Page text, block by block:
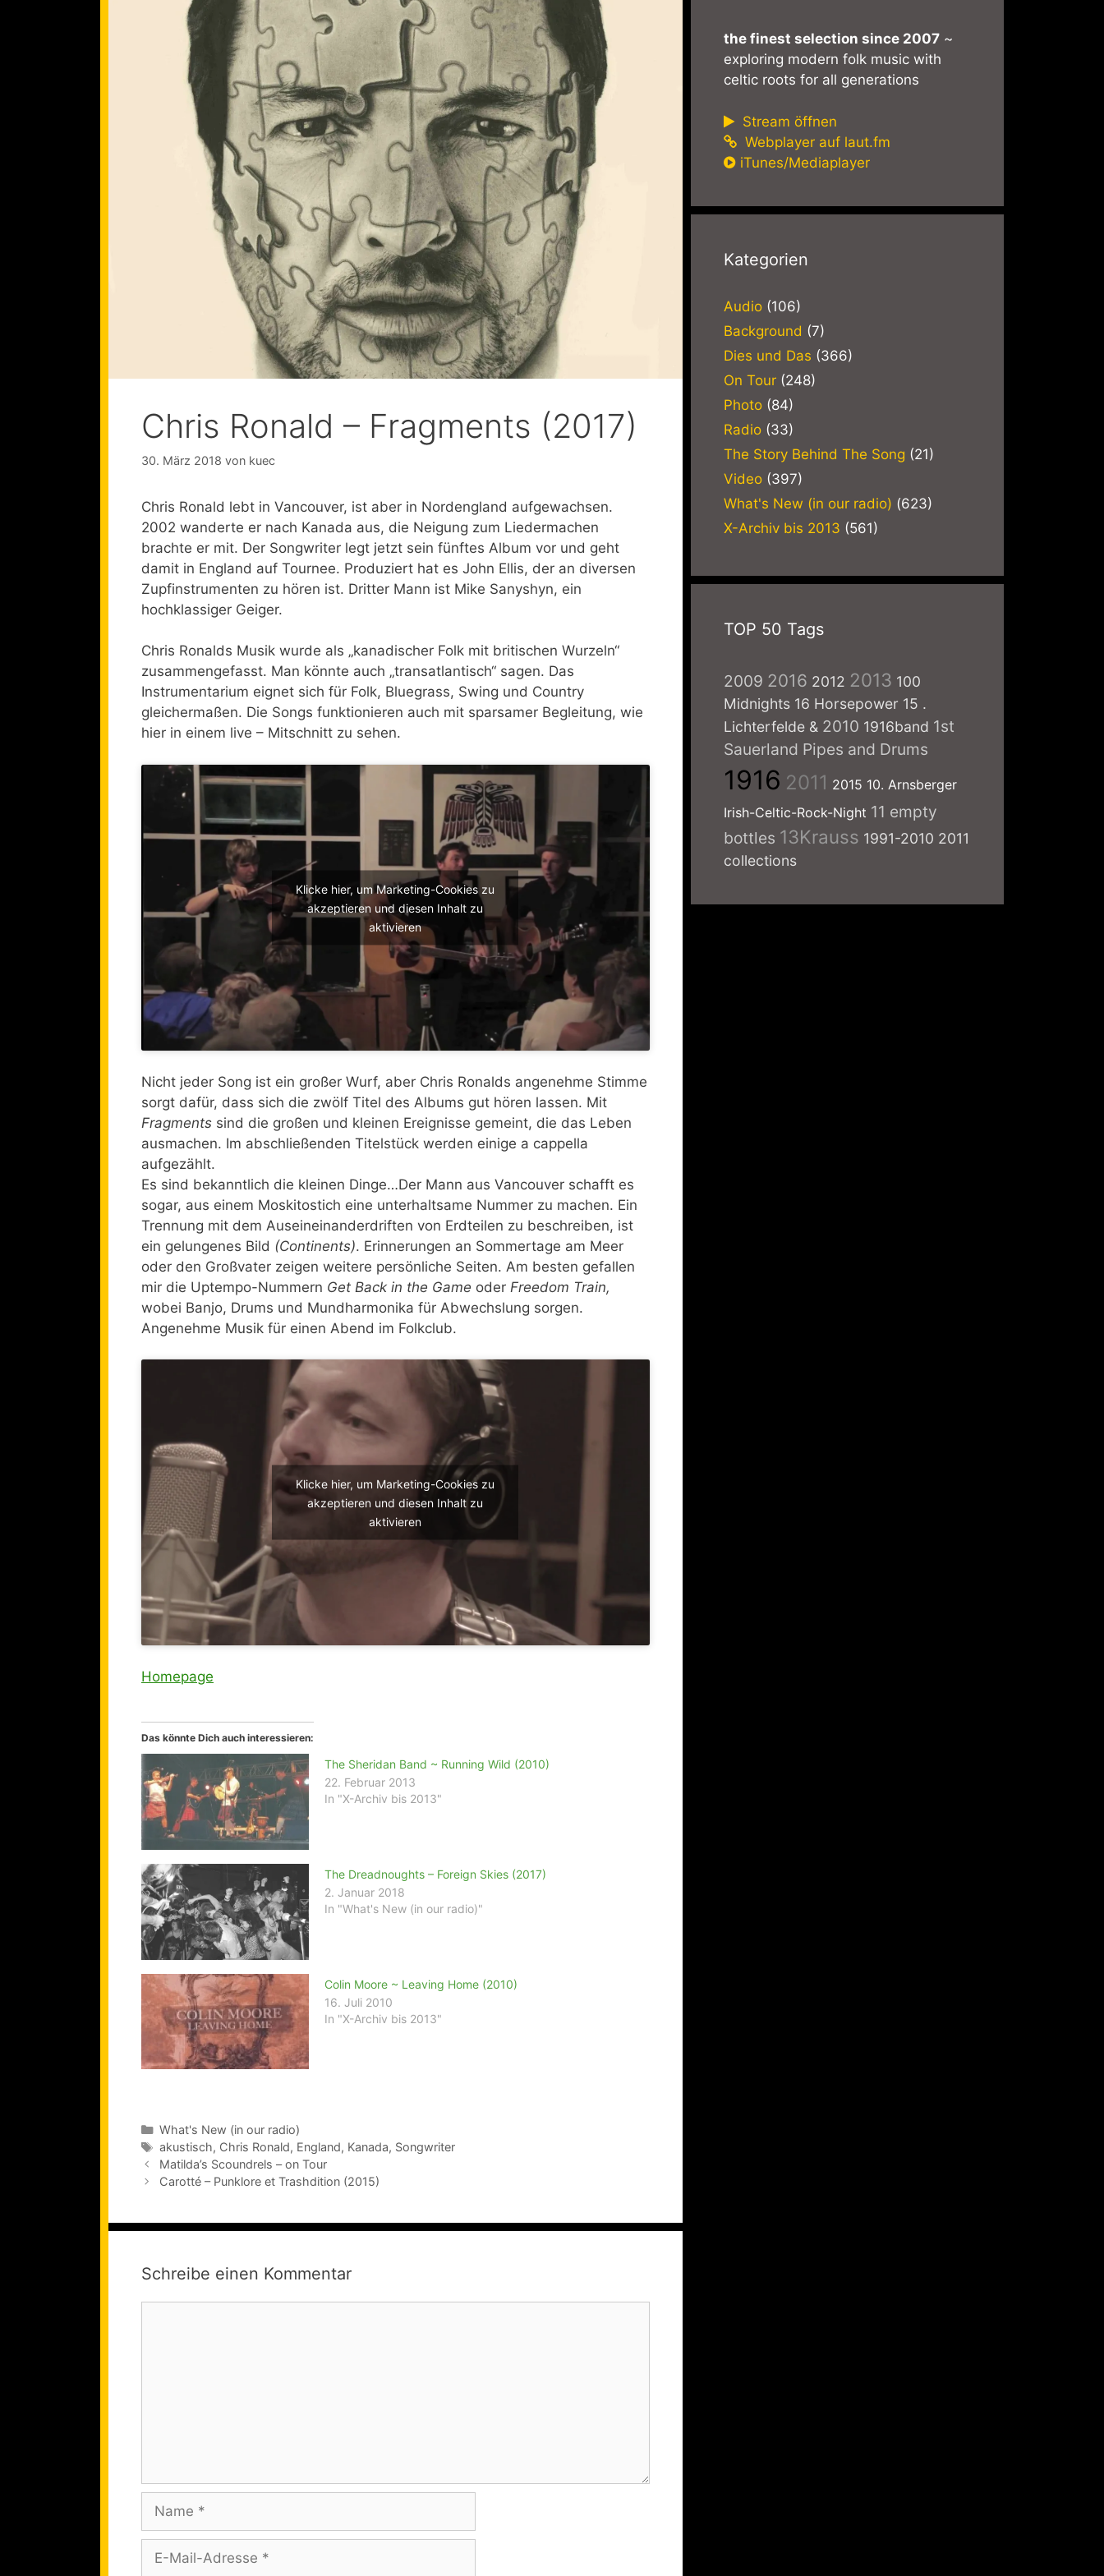
Chris Ronald – Fragments (2017)
30. März 2018 von kuec
Chris Ronald lebt in Vancouver, ist aber in Nordengland aufgewachsen.
2002 wanderte er nach Kanada aus, die Neigung zum Liedermachen
brachte er mit. Der Songwriter legt jetzt sein fünftes Album vor und geht
damit in England auf Tournee. Produziert hat es John Ellis, der an diversen
Zupfinstrumenten zu hören ist. Dritter Mann ist Mike Sanyshyn, ein
hochklassiger Geiger.
Chris Ronalds Musik wurde als „kanadischer Folk mit britischen Wurzeln“
zusammengefasst. Man könnte auch „transatlantisch“ sagen. Das
Instrumentarium eignet sich für Folk, Bluegrass, Swing und Country
gleichermaßen. Die Songs funktionieren auch mit sparsamer Begleitung, wie
hier in einem live – Mitschnitt zu sehen.
Klicke hier, um Marketing-Cookies zu
akzeptieren und diesen Inhalt zu
aktivieren
Nicht jeder Song ist ein großer Wurf, aber Chris Ronalds angenehme Stimme
sorgt dafür, dass sich die zwölf Titel des Albums gut hören lassen. Mit
Fragments sind die großen und kleinen Ereignisse gemeint, die das Leben
ausmachen. Im abschließenden Titelstück werden einige a cappella
aufgezählt.
Es sind bekanntlich die kleinen Dinge…Der Mann aus Vancouver schafft es
sogar, aus einem Moskitostich eine unterhaltsame Nummer zu machen. Ein
Trennung mit dem Auseineinanderdriften von Erdteilen zu beschreiben, ist
ein gelungenes Bild (Continents). Erinnerungen an Sommertage am Meer
oder den Großvater zeigen weitere persönliche Seiten. Am besten gefallen
mir die Uptempo-Nummern Get Back in the Game oder Freedom Train,
wobei Banjo, Drums und Mundharmonika für Abwechslung sorgen.
Angenehme Musik für einen Abend im Folkclub.
Klicke hier, um Marketing-Cookies zu
akzeptieren und diesen Inhalt zu
aktivieren
Homepage
Das könnte Dich auch interessieren:
The Sheridan Band ~ Running Wild (2010)
22. Februar 2013
In "X-Archiv bis 2013"
The Dreadnoughts – Foreign Skies (2017)
2. Januar 2018
In "What's New (in our radio)"
Colin Moore ~ Leaving Home (2010)
16. Juli 2010
In "X-Archiv bis 2013"
Kategorien
What's New (in our radio)
Schlagwörter
akustisch, Chris Ronald, England, Kanada, Songwriter
Matilda’s Scoundrels – on Tour
Carotté – Punklore et Trashdition (2015)
Schreibe einen Kommentar
Name
the finest selection since 2007~
exploring modern folk music with
celtic roots for all generations
Stream öffnen
Webplayer auf laut.fm
iTunes/Mediaplayer
Kategorien
Audio(106)
Background (7)
Dies und Das (366)
On Tour(248)
Photo(84)
Radio(33)
The Story Behind The Song (21)
Video(397)
What's New (in our radio) (623)
X-Archiv bis 2013 (561)
TOP 50 Tags
2009 2016 2012 2013 100
Midnights 16 Horsepower 15 .
Lichterfelde & 2010 1916band 1st
Sauerland Pipes and Drums
1916 2011 2015 10. Arnsberger
Irish-Celtic-Rock-Night 11 empty
bottles 13Krauss 1991-2010 2011
collections